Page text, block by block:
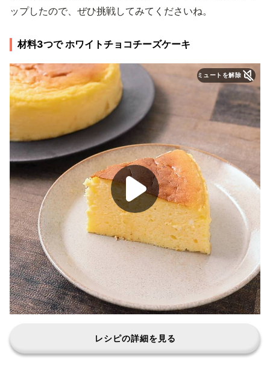
ップしたので、ぜひ挑戦してみてくださいね。
材料3つで ホワイトチョコチーズケーキ
ミュートを解除
レシピの詳細を見る